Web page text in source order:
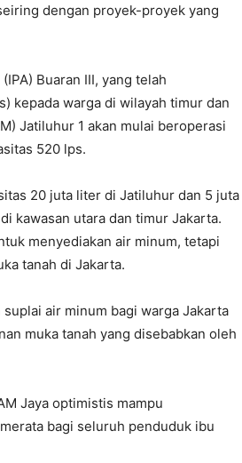
dengan proyek-proyek yang
Buaran III, yang telah
kepada warga di wilayah timur dan
Jatiluhur 1 akan mulai beroperasi
520 lps.
20 juta liter di Jatiluhur dan 5 juta
kawasan utara dan timur Jakarta.
menyediakan air minum, tetapi
tanah di Jakarta.
air minum bagi warga Jakarta
muka tanah yang disebabkan oleh
Jaya optimistis mampu
bagi seluruh penduduk ibu